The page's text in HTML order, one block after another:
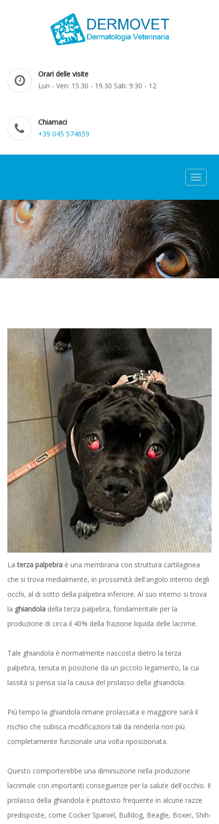
Orari delle visite
Lun - Ven: 15.30 - 19.30 Sab: 9:30 - 12
Chiamaci
+39 045 574659
Laterza palpebra è una membrana con struttura cartilaginea
che si trova medialmente, in prossimità dell'angolo interno degli
occhi, al di sotto della palpebra inferiore. Al suo interno si trova
la ghiandola della terza palpebra, fondamentale per la
produzione di circa il 40% della frazione liquida delle lacrime.
Tale ghiandola è normalmente nascosta dietro la terza
palpebra, tenuta in posizione da un piccolo legamento, la cui
lassità si pensa sia la causa del prolasso della ghiandola.
Più tempo la ghiandola rimane prolassata e maggiore sarà il
rischio che subisca modificazioni tali da renderla non più
completamente funzionale una volta riposizionata.
Questo comporterebbe una diminuzione nella produzione
lacrimale con importanti conseguenze per la salute dell'occhio. Il
prolasso della ghiandola è piuttosto frequente in alcune razze
predisposte, come Cocker Spaniel, Bulldog, Beagle, Boxer, Shih-